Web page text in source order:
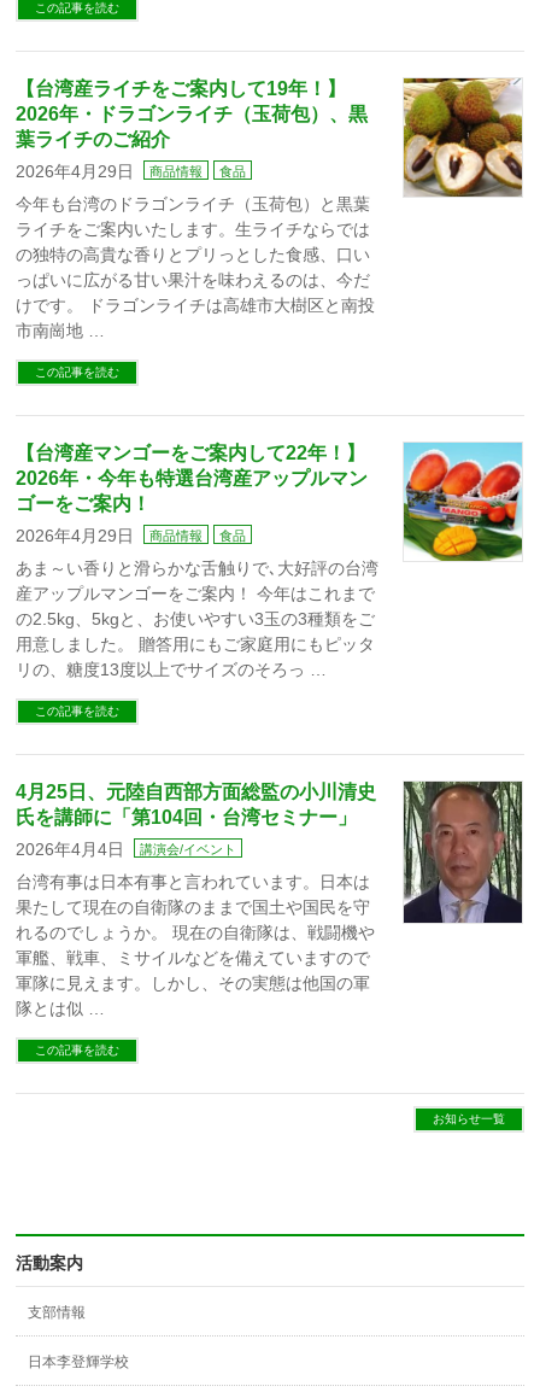
この記事を読む
【台湾産ライチをご案内して19年！】
2026年・ドラゴンライチ（玉荷包）、黒
葉ライチのご紹介
2026年4月29日 商品情報 食品
今年も台湾のドラゴンライチ（玉荷包）と黒葉
ライチをご案内いたします。生ライチならでは
の独特の高貴な香りとプリっとした食感、口い
っぱいに広がる甘い果汁を味わえるのは、今だ
けです。 ドラゴンライチは高雄市大樹区と南投
市南崗地 …
この記事を読む
【台湾産マンゴーをご案内して22年！】
2026年・今年も特選台湾産アップルマン
ゴーをご案内！
2026年4月29日 商品情報 食品
あま～い香りと滑らかな舌触りで､大好評の台湾
産アップルマンゴーをご案内！ 今年はこれまで
の2.5kg、5kgと、お使いやすい3玉の3種類をご
用意しました。 贈答用にもご家庭用にもピッタ
リの、糖度13度以上でサイズのそろっ …
この記事を読む
4月25日、元陸自西部方面総監の小川清史
氏を講師に「第104回・台湾セミナー」
2026年4月4日 講演会/イベント
台湾有事は日本有事と言われています。日本は
果たして現在の自衛隊のままで国土や国民を守
れるのでしょうか。 現在の自衛隊は、戦闘機や
軍艦、戦車、ミサイルなどを備えていますので
軍隊に見えます。しかし、その実態は他国の軍
隊とは似 …
この記事を読む
お知らせ一覧
活動案内
支部情報
日本李登輝学校